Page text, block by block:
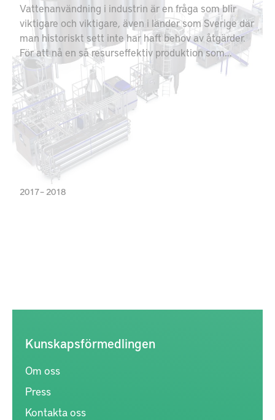
Vattenanvändning i industrin är en fråga som blir
viktigare och viktigare, även i länder som Sverige där
man historiskt sett inte har haft behov av åtgärder.
För att nå en så resurseffektiv produktion som
möjligt måste dock denna fråga hanteras även här.
Vattenanvändning inom industrin har också en direkt
koppling till energianvändning, och därför bör en
kostnadseffektiv strategi för att hantera frågan om
vatten integreras med strategier för
energieffektivisering.
2017 – 2018
Kunskapsförmedlingen
Om oss
Press
Kontakta oss